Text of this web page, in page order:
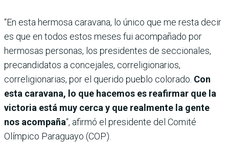
“En esta hermosa caravana, lo único que me resta decir
es que en todos estos meses fui acompañado por
hermosas personas, los presidentes de seccionales,
precandidatos a concejales, correligionarios,
correligionarias, por el querido pueblo colorado. Con
esta caravana, lo que hacemos es reafirmar que la
victoria está muy cerca y que realmente la gente
nos acompaña“, afirmó el presidente del Comité
Olímpico Paraguayo (COP).